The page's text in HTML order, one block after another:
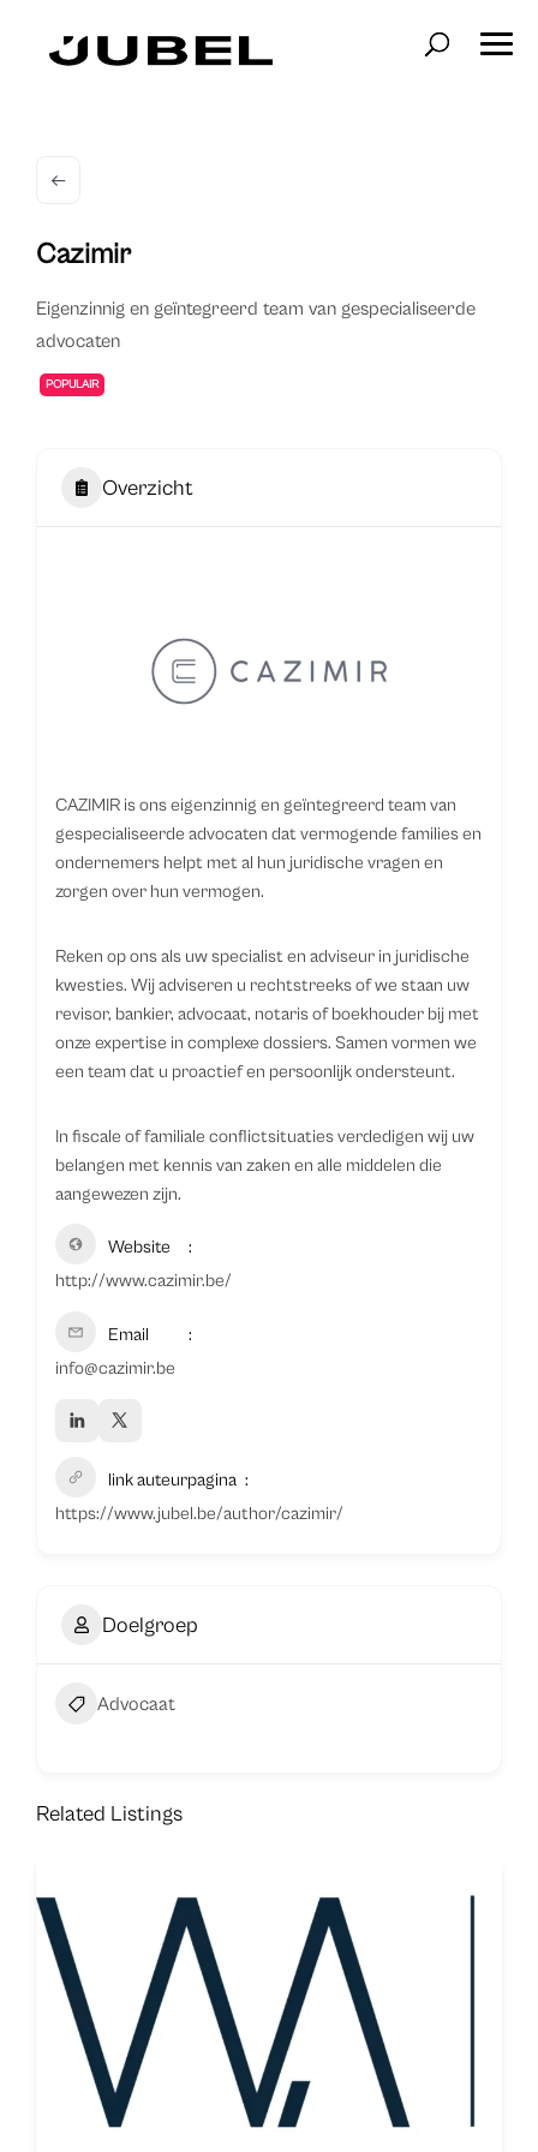
Cazimir
Eigenzinnig en geïntegreerd team van gespecialiseerde
advocaten
POPULAIR
Overzicht
CAZIMIR is ons eigenzinnig en geïntegreerd team van
gespecialiseerde advocaten dat vermogende families en
ondernemers helpt met al hun juridische vragen en
zorgen over hun vermogen.
Reken op ons als uw specialist en adviseur in juridische
kwesties. Wij adviseren u rechtstreeks of we staan uw
revisor, bankier, advocaat, notaris of boekhouder bij met
onze expertise in complexe dossiers. Samen vormen we
een team dat u proactief en persoonlijk ondersteunt.
In fiscale of familiale conflictsituaties verdedigen wij uw
belangen met kennis van zaken en alle middelen die
aangewezen zijn.
Website
http://www.cazimir.be/
Email
info@cazimir.be
link auteurpagina
https://www.jubel.be/author/cazimir/
Doelgroep
Advocaat
Related Listings